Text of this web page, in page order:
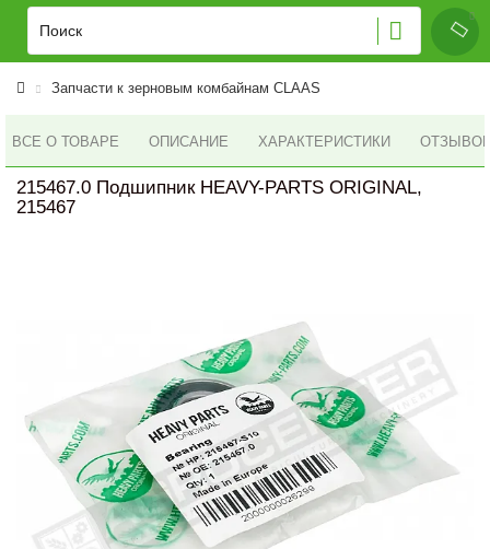
Запчасти к зерновым комбайнам CLAAS
ВСЕ О ТОВАРЕ ОПИСАНИЕ ХАРАКТЕРИСТИКИ ОТЗЫВОВ
215467.0 Подшипник HEAVY-PARTS ORIGINAL,
215467